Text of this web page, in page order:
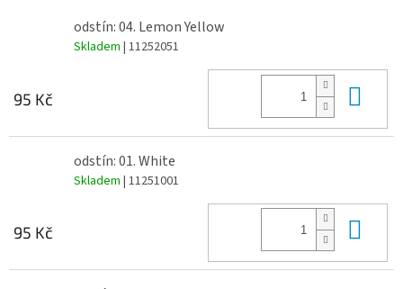
odstín: 04. Lemon Yellow
Skladem | 11252051
95 Kč
odstín: 01. White
Skladem | 11251001
95 Kč